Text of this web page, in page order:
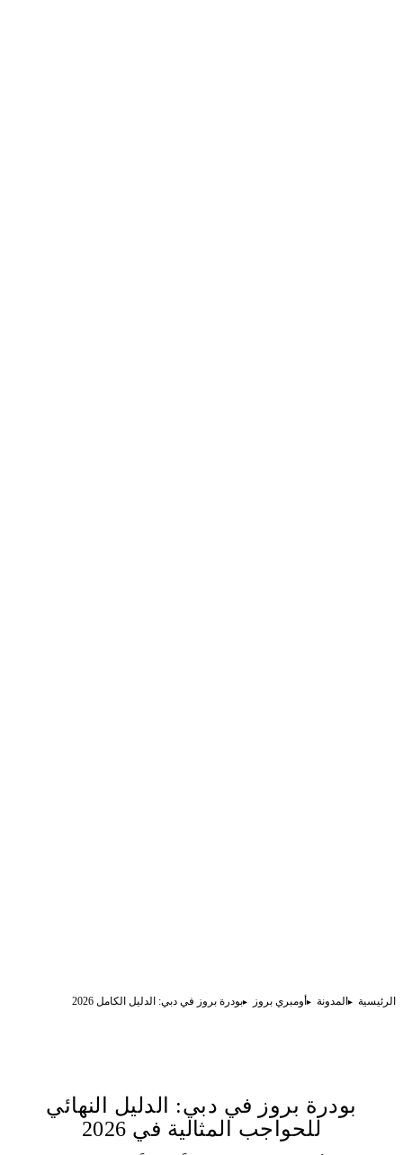
الرئيسية المدونة أومبري بروز بودرة بروز في دبي: الدليل الكامل 2026
بودرة بروز في دبي: الدليل النهائي
للحواجب المثالية في 2026